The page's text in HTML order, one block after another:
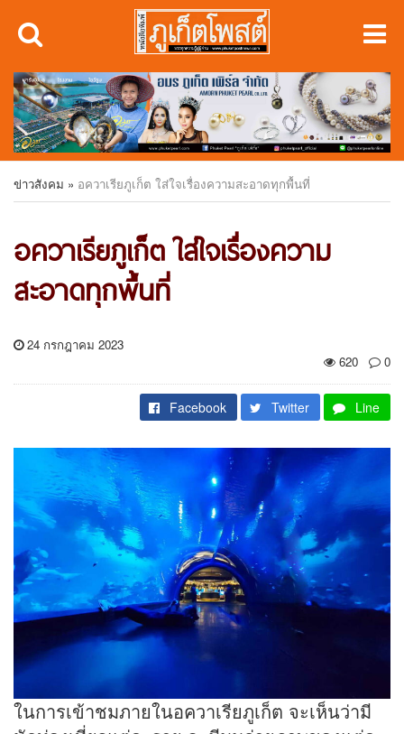
ข่าวสังคม » อควาเรียภูเก็ต ใส่ใจเรื่องความสะอาดทุกพื้นที่
อควาเรียภูเก็ต ใส่ใจเรื่องความ
สะอาดทุกพื้นที่
24 กรกฎาคม 2023
620
0
Facebook Twitter Line
ในการเข้าชมภายในอควาเรียภูเก็ต จะเห็นว่ามี